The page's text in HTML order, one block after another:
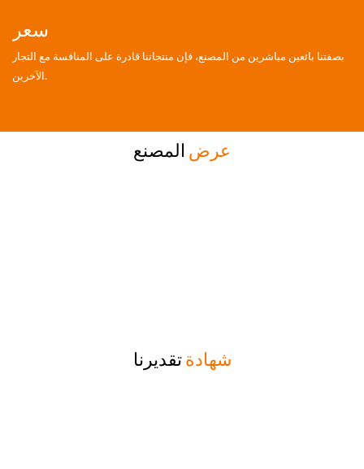
سعر
بصفتنا بائعين مباشرين من المصنع، فإن منتجاتنا قادرة على المنافسة مع التجار
الآخرين.
عرض المصنع
شهادةتقديرنا